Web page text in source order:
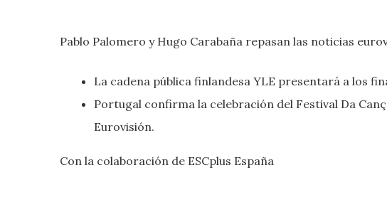
Pablo Palomero y Hugo Carabaña repasan las noticias
La cadena pública finlandesa YLE presentará a los
Portugal confirma la celebración del Festival Da
Eurovisión.
Con la colaboración de ESCplus España